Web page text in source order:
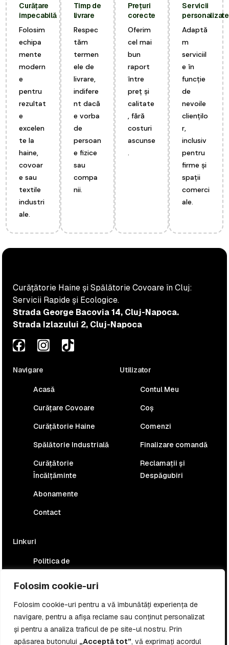
Folosim cookie-uri
Folosim cookie-uri pentru a vă îmbunătăți experiența de
navigare, pentru a afișa reclame sau conținut personalizat
și pentru a analiza traficul de pe site-ul nostru. Prin
apăsarea butonului „Acceptă tot”, vă exprimați acordul
Curățare
impecabilă
Folosim
echipa
mente
modern
e
pentru
rezultat
e
excelen
te la
haine,
covoar
e sau
textile
industri
ale.
Timp de
livrare
Respec
tăm
termen
ele de
livrare,
indifere
nt dacă
e vorba
de
persoan
e fizice
sau
compa
nii.
Prețuri
corecte
Oferim
cel mai
bun
raport
între
preț și
calitate
, fără
costuri
ascunse
.
Servicii
personalizate
Adaptă
m
serviciil
e în
funcție
de
nevoile
cliențilo
r,
inclusiv
pentru
firme și
spații
comerci
ale.
Curățătorie Haine și Spălătorie Covoare în Cluj:
Servicii Rapide și Ecologice.
Strada George Bacovia 14, Cluj-Napoca.
Strada Izlazului 2, Cluj-Napoca
Navigare
Acasă
Curățare Covoare
Curățătorie Haine
Spălătorie Industrială
Curățătorie
Încălțăminte
Abonamente
Contact
Utilizator
Contul Meu
Coș
Comenzi
Finalizare comandă
Reclamații și
Despăgubiri
Linkuri
Politica de
Politica Cookies
Termeni și condiții